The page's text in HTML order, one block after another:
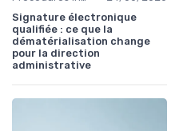
Signature électronique
qualifiée : ce que la
dématérialisation change
pour la direction
administrative